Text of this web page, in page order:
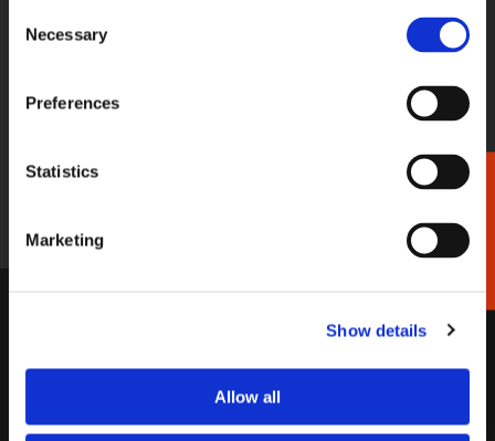
Selection
Necessary
Preferences
Statistics
Marketing
Show details
Allow all
STUUR EEN BERICHT
reageren binnen 2 werkdagen.
Cadeaukiezer